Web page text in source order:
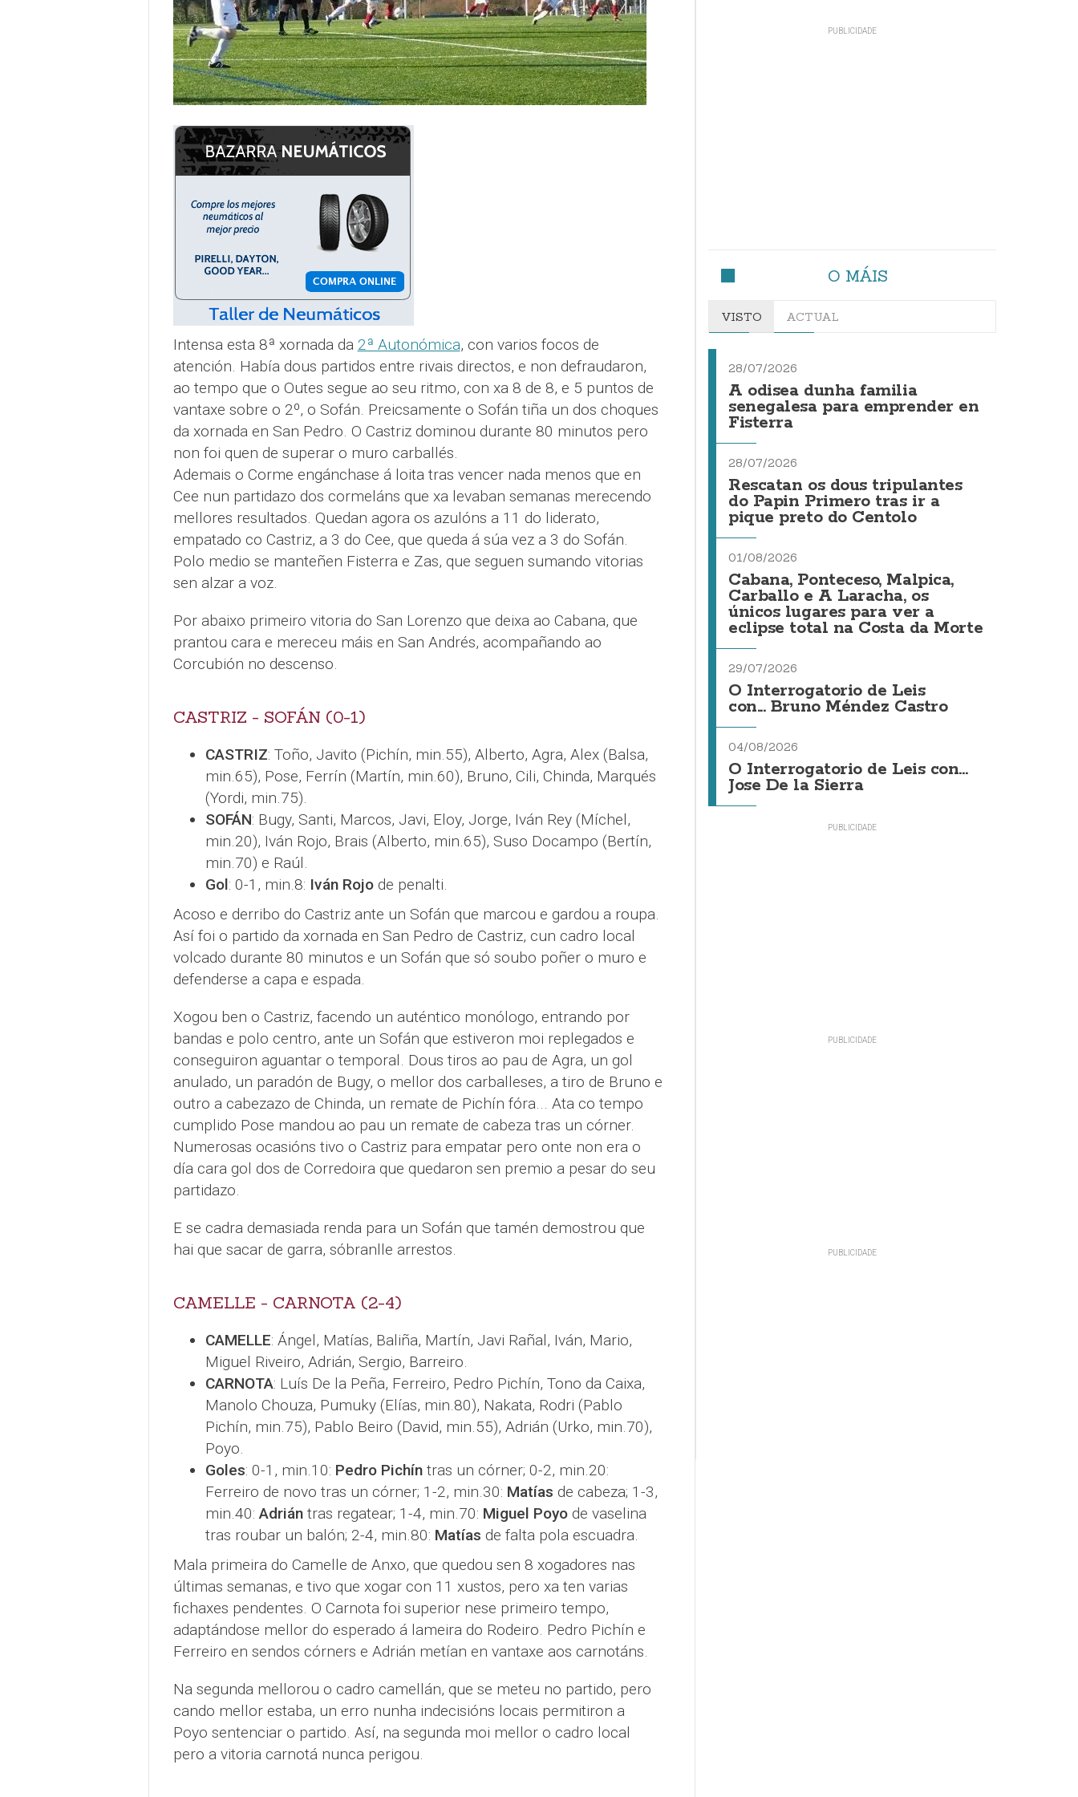
Intensa esta 8ª xornada da 2ª Autonómica, con varios focos de
atención. Había dous partidos entre rivais directos, e non defraudaron,
ao tempo que o Outes segue ao seu ritmo, con xa 8 de 8, e 5 puntos de
vantaxe sobre o 2º, o Sofán. Preicsamente o Sofán tiña un dos choques
da xornada en San Pedro. O Castriz dominou durante 80 minutos pero
non foi quen de superar o muro carballés.
Ademais o Corme engánchase á loita tras vencer nada menos que en
Cee nun partidazo dos cormeláns que xa levaban semanas merecendo
mellores resultados. Quedan agora os azulóns a 11 do liderato,
empatado co Castriz, a 3 do Cee, que queda á súa vez a 3 do Sofán.
Polo medio se manteñen Fisterra e Zas, que seguen sumando vitorias
sen alzar a voz.
Por abaixo primeiro vitoria do San Lorenzo que deixa ao Cabana, que
prantou cara e mereceu máis en San Andrés, acompañando ao
Corcubión no descenso.
CASTRIZ - SOFÁN (0-1)
CASTRIZ: Toño, Javito (Pichín, min.55), Alberto, Agra, Alex (Balsa,
min.65), Pose, Ferrín (Martín, min.60), Bruno, Cili, Chinda, Marqués
(Yordi, min.75).
SOFÁN: Bugy, Santi, Marcos, Javi, Eloy, Jorge, Iván Rey (Míchel,
min.20), Iván Rojo, Brais (Alberto, min.65), Suso Docampo (Bertín,
min.70) e Raúl.
Gol: 0-1, min.8: Iván Rojode penalti.
Acoso e derribo do Castriz ante un Sofán que marcou e gardou a roupa.
Así foi o partido da xornada en San Pedro de Castriz, cun cadro local
volcado durante 80 minutos e un Sofán que só soubo poñer o muro e
defenderse a capa e espada.
Xogou ben o Castriz, facendo un auténtico monólogo, entrando por
bandas e polo centro, ante un Sofán que estiveron moi replegados e
conseguiron aguantar o temporal. Dous tiros ao pau de Agra, un gol
anulado, un paradón de Bugy, o mellor dos carballeses, a tiro de Bruno e
outro a cabezazo de Chinda, un remate de Pichín fóra... Ata co tempo
cumplido Pose mandou ao pau un remate de cabeza tras un córner.
Numerosas ocasións tivo o Castriz para empatar pero onte non era o
día cara gol dos de Corredoira que quedaron sen premio a pesar do seu
partidazo.
E se cadra demasiada renda para un Sofán que tamén demostrou que
hai que sacar de garra, sóbranlle arrestos.
CAMELLE - CARNOTA (2-4)
CAMELLE: Ángel, Matías, Baliña, Martín, Javi Rañal, Iván, Mario,
Miguel Riveiro, Adrián, Sergio, Barreiro.
CARNOTA: Luís De la Peña, Ferreiro, Pedro Pichín, Tono da Caixa,
Manolo Chouza, Pumuky (Elías, min.80), Nakata, Rodri (Pablo
Pichín, min.75), Pablo Beiro (David, min.55), Adrián (Urko, min.70),
Poyo.
Goles: 0-1, min.10: Pedro Pichíntras un córner; 0-2, min.20:
Ferreiro de novo tras un córner; 1-2, min.30: Matías de cabeza; 1-3,
min.40:Adriántras regatear; 1-4, min.70: Miguel Poyode vaselina
tras roubar un balón; 2-4, min.80: Matías de falta pola escuadra.
Mala primeira do Camelle de Anxo, que quedou sen 8 xogadores nas
últimas semanas, e tivo que xogar con 11 xustos, pero xa ten varias
fichaxes pendentes. O Carnota foi superior nese primeiro tempo,
adaptándose mellor do esperado á lameira do Rodeiro. Pedro Pichín e
Ferreiro en sendos córners e Adrián metían en vantaxe aos carnotáns.
Na segunda mellorou o cadro camellán, que se meteu no partido, pero
cando mellor estaba, un erro nunha indecisións locais permitiron a
Poyo sentenciar o partido. Así, na segunda moi mellor o cadro local
pero a vitoria carnotá nunca perigou.
O MÁIS
VISTO ACTUAL
28/07/2026
A odisea dunha familia
senegalesa para emprender en
Fisterra
28/07/2026
Rescatan os dous tripulantes
do Papin Primero tras ir a
pique preto do Centolo
01/08/2026
Cabana, Ponteceso, Malpica,
Carballo e A Laracha, os
únicos lugares para ver a
eclipse total na Costa da Morte
29/07/2026
O Interrogatorio de Leis
con... Bruno Méndez Castro
04/08/2026
O Interrogatorio de Leis con...
Jose De la Sierra